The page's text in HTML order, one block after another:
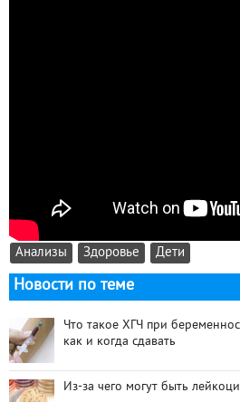
Анализы Здоровье Дети
Новости по теме
Что такое ХГЧ при
как и когда сдавать
Из-за чего могут быть